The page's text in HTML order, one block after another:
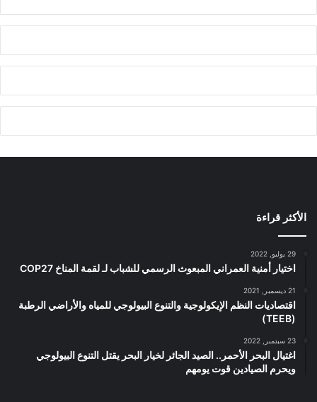
الأكثر قراءة
29 يوليو, 2022
اختيار أمنية العمراني المبعوث الرسمي للشباب لـ لقمة المناخ COP27
21 ديسمبر, 2021
اقتصاديات النظم الإيكولوجية والتنوع البيولوجي للمياه والأراضي الرطبة
(TEEB)
23 سبتمبر, 2022
اغتيال البحر الأحمر.. الصيد الجائر لخيار البحر يقتل التنوع البيولوجي
ويحرم الصيادين قوت يومهم